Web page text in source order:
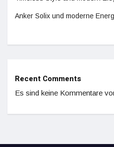
Anker Solix und moderne
Recent Comments
Es sind keine Kommentare